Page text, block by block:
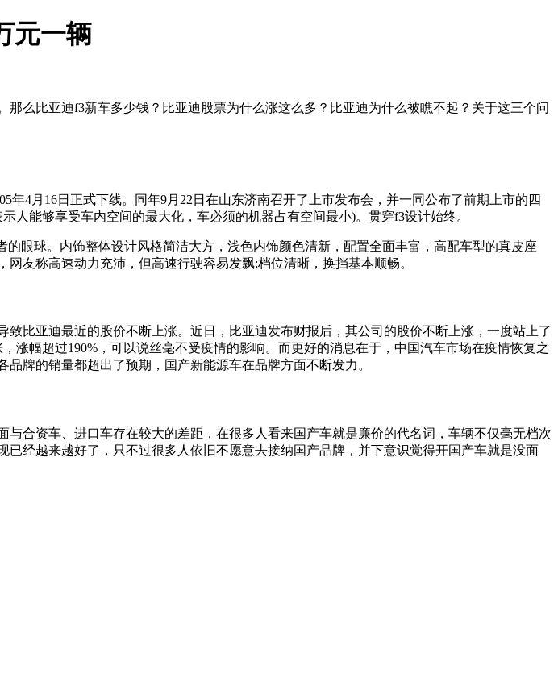
元一辆
么比亚迪f3新车多少钱？比亚迪股票为什么涨这么多？比亚迪为什么被瞧不起？关于这三个问
年4月16日正式下线。同年9月22日在山东济南召开了上市发布会，并一同公布了前期上市的四
能够享受车内空间的最大化，车必须的机器占有空间最小)。贯穿f3设计始终。
眼球。内饰整体设计风格简洁大方，浅色内饰颜色清新，配置全面丰富，高配车型的真皮座
友称高速动力充沛，但高速行驶容易发飘;档位清晰，换挡基本顺畅。
比亚迪最近的股价不断上涨。近日，比亚迪发布财报后，其公司的股价不断上涨，一度站上了
涨幅超过190%，可以说丝毫不受疫情的影响。而更好的消息在于，中国汽车市场在疫情恢复之
牌的销量都超出了预期，国产新能源车在品牌方面不断发力。
合资车、进口车存在较大的差距，在很多人看来国产车就是廉价的代名词，车辆不仅毫无档次
经越来越好了，只不过很多人依旧不愿意去接纳国产品牌，并下意识觉得开国产车就是没面